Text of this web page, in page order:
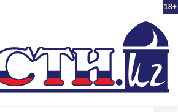
18+